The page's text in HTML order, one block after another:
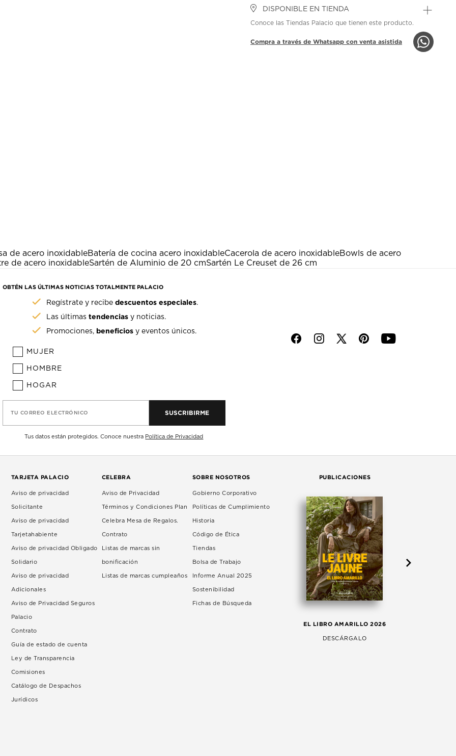
DISPONIBLE EN TIENDA
Conoce las Tiendas Palacio que tienen este producto.
Compra a través de Whatsapp con venta asistida
de acero inoxidableBatería de cocina acero inoxidableCacerola de acero inoxidableBowls de acero
de acero inoxidableSartén de Aluminio de 20 cmSartén Le Creuset de 26 cm
OBTÉN LAS ÚLTIMAS NOTICIAS TOTALMENTE PALACIO
Regístrate y recibedescuentos especiales.
Las últimastendencias y noticias.
Promociones, beneficios y eventos únicos.
MUJER
HOMBRE
HOGAR
TU CORREO ELECTRÓNICO SUSCRIBIRME
Tus datos están protegidos. Conoce nuestra Política de Privacidad
f i p y
TARJETA PALACIO
Aviso de privacidad
Solicitante
Aviso de privacidad
Tarjetahabiente
Aviso de privacidad Obligado
Solidario
Aviso de privacidad
Adicionales
Aviso de Privacidad Seguros
Palacio
Contrato
Guía de estado de cuenta
Ley de Transparencia
Comisiones
Catálogo de Despachos
Jurídicos
CELEBRA
Aviso de Privacidad
Términos y Condiciones Plan
Celebra Mesa de Regalos.
Contrato
Listas de marcas sin
bonificación
Listas de marcas cumpleaños
SOBRE NOSOTROS
Gobierno Corporativo
Políticas de Cumplimiento
Historia
Código de Ética
Tiendas
Bolsa de Trabajo
Informe Anual 2025
Sostenibilidad
Fichas de Búsqueda
PUBLICACIONES
EL LIBRO AMARILLO 2026
DESCÁRGALO